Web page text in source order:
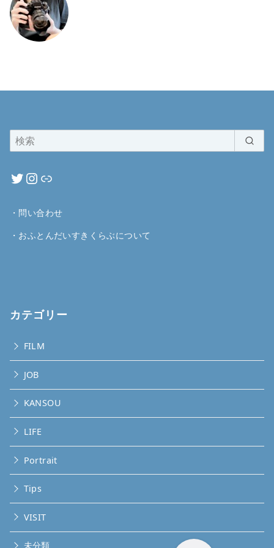
・ 問い合わせ
・ おふとんだいすきくらぶについて
カテゴリー
FILM
JOB
KANSOU
LIFE
Portrait
Tips
VISIT
未分類